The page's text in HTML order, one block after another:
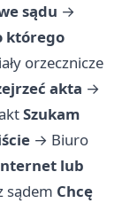
sądu →
którego
orzecznicze
akta →
Szukam
→ Biuro
lub
sądem Chcę